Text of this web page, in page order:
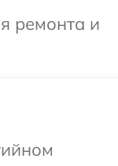
ремонта и